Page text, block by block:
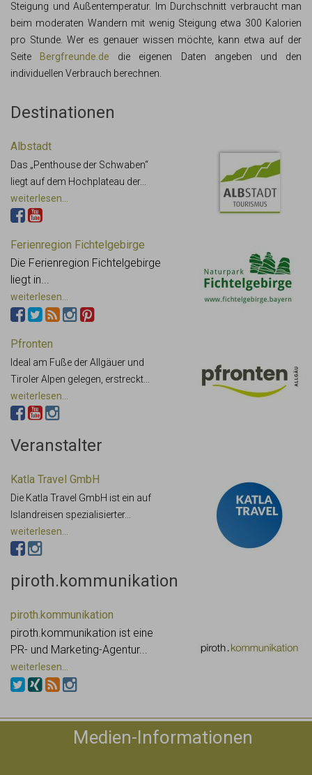
Steigung und Außentemperatur. Im Durchschnitt verbraucht man
beim moderaten Wandern mit wenig Steigung etwa 300 Kalorien
pro Stunde. Wer es genauer wissen möchte, kann etwa auf der
Seite
Bergfreunde.de die eigenen Daten angeben und den
individuellen Verbrauch berechnen.
Destinationen
Albstadt
Das „Penthouse der Schwaben“
liegt auf dem Hochplateau der...
weiterlesen...
Ferienregion Fichtelgebirge
Die Ferienregion Fichtelgebirge
liegt in...
weiterlesen...
Pfronten
Ideal am Fuße der Allgäuer und
Tiroler Alpen gelegen, erstreckt...
weiterlesen...
Veranstalter
Katla Travel GmbH
Die Katla Travel GmbH ist ein auf
Islandreisen spezialisierter...
weiterlesen...
piroth.kommunikation
piroth.kommunikation
piroth.kommunikation ist eine
PR- und Marketing-Agentur...
weiterlesen...
Medien-Informationen